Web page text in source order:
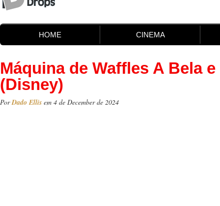
HOME CINEMA
Máquina de Waffles A Bela e
(Disney)
PorDado Ellis em 4 de December de 2024